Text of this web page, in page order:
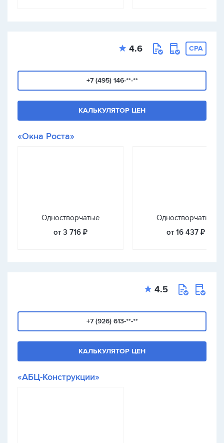
4.6 CPA
+7 (495) 146-**-**
КАЛЬКУЛЯТОР ЦЕН
«Окна Роста»
Одностворчатые
от 3 716 ₽
Одностворчатые
от 16 437 ₽
4.5
+7 (926) 613-**-**
КАЛЬКУЛЯТОР ЦЕН
«АБЦ-Конструкции»